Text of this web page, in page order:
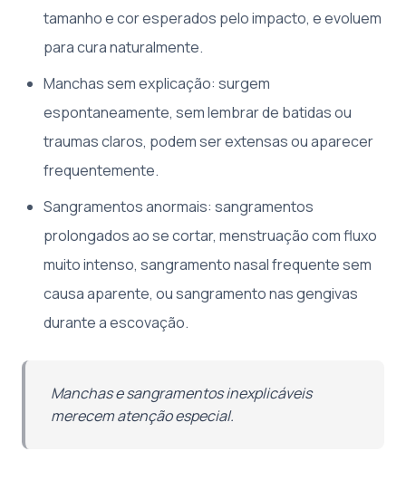
tamanho e cor esperados pelo impacto, e evoluem
para cura naturalmente.
Manchas sem explicação: surgem
espontaneamente, sem lembrar de batidas ou
traumas claros, podem ser extensas ou aparecer
frequentemente.
Sangramentos anormais: sangramentos
prolongados ao se cortar, menstruação com fluxo
muito intenso, sangramento nasal frequente sem
causa aparente, ou sangramento nas gengivas
durante a escovação.
Manchas e sangramentos inexplicáveis
merecem atenção especial.